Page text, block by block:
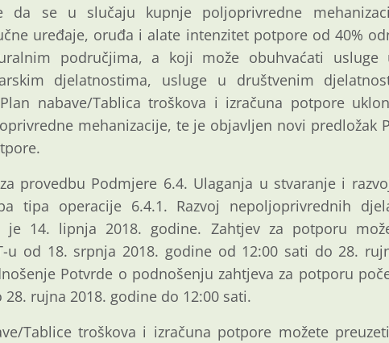
da se u slučaju kupnje poljoprivredne
uređaje, oruđa i alate intenzitet potpore od 40%
područjima, a koji može obuhvaćati usluge
djelatnostima, usluge u društvenim
nabave/Tablica troškova i izračuna potpore
mehanizacije, te je objavljen novi predložak
provedbu Podmjere 6.4. Ulaganja u stvaranje i
tipa operacije 6.4.1. Razvoj nepoljoprivrednih
je 14. lipnja 2018. godine. Zahtjev za potporu
u od 18. srpnja 2018. godine od 12:00 sati do 28.
Potvrde o podnošenju zahtjeva za potporu
rujna 2018. godine do 12:00 sati.
Tablice troškova i izračuna potpore možete